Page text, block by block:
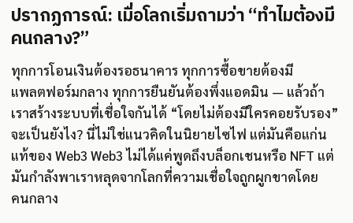
ปรากฏการณ์: เมื่อโลกเริ่มถามว่า “ทำไมต้องมี
คนกลาง?”
ทุกการโอนเงินต้องรอธนาคาร ทุกการซื้อขายต้องมี
แพลตฟอร์มกลาง ทุกการยืนยันต้องพึ่งแอดมิน — แล้วถ้า
เราสร้างระบบที่เชื่อใจกันได้ “โดยไม่ต้องมีใครคอยรับรอง”
จะเป็นยังไง? นี่ไม่ใช่แนวคิดในนิยายไซไฟ แต่มันคือแก่น
แท้ของ Web3 Web3 ไม่ได้แค่พูดถึงบล็อกเชนหรือ NFT แต่
มันกำลังพาเราหลุดจากโลกที่ความเชื่อใจถูกผูกขาดโดย
คนกลาง